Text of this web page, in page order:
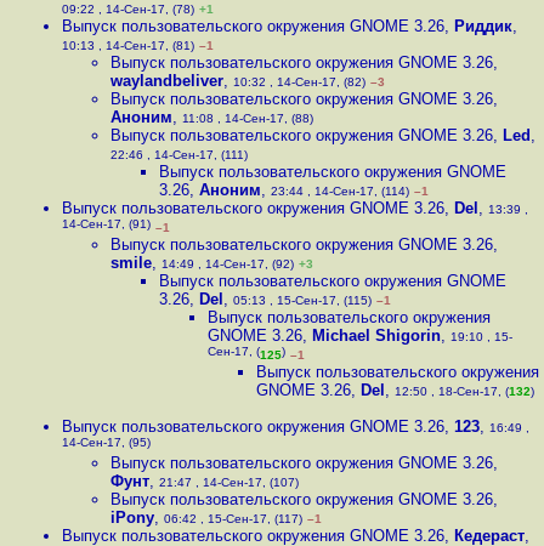
09:22 , 14-Сен-17, (78) +1
Выпуск пользовательского окружения GNOME 3.26, Риддик,
10:13 , 14-Сен-17, (81) –1
Выпуск пользовательского окружения GNOME 3.26,
waylandbeliver, 10:32 , 14-Сен-17, (82) –3
Выпуск пользовательского окружения GNOME 3.26,
Аноним, 11:08 , 14-Сен-17, (88)
Выпуск пользовательского окружения GNOME 3.26, Led ,
22:46 , 14-Сен-17, (111)
Выпуск пользовательского окружения GNOME
3.26, Аноним, 23:44 , 14-Сен-17, (114) –1
Выпуск пользовательского окружения GNOME 3.26, Del , 13:39 ,
14-Сен-17, (91) –1
Выпуск пользовательского окружения GNOME 3.26,
smile, 14:49 , 14-Сен-17, (92) +3
Выпуск пользовательского окружения GNOME
3.26, Del , 05:13 , 15-Сен-17, (115) –1
Выпуск пользовательского окружения
GNOME 3.26, Michael Shigorin, 19:10 , 15-
Сен-17, (125) –1
Выпуск пользовательского окружения
GNOME 3.26, Del , 12:50 , 18-Сен-17, (132)
Выпуск пользовательского окружения GNOME 3.26, 123, 16:49 ,
14-Сен-17, (95)
Выпуск пользовательского окружения GNOME 3.26,
Фунт, 21:47 , 14-Сен-17, (107)
Выпуск пользовательского окружения GNOME 3.26,
iPony, 06:42 , 15-Сен-17, (117) –1
Выпуск пользовательского окружения GNOME 3.26, Кедераст,